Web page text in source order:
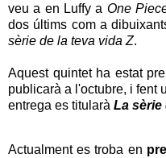
veu a en Luffy a One
dos últims com a
sèrie de la teva vida Z.
Aquest quintet ha estat
publicarà a l'octubre, i fent
entrega es titularà La sèrie
Actualment es troba en